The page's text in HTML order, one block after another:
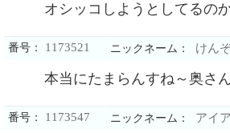
オシッコしようとしてるの
番号： 1173521 ニックネーム： けん
本当にたまらんすね～奥さ
番号： 1173547 ニックネーム： アイ